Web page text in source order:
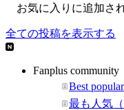
お気に入りに追加さ
全ての投稿を表示する
Fanplus community
Best
最も人気（